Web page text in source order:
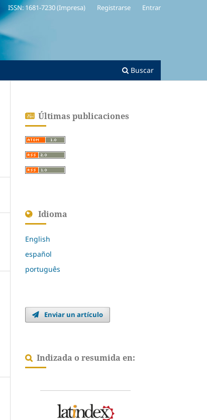
Buscar
ISSN: 1681-7230 (Impresa) Registrarse Entrar
Últimas publicaciones
Idioma
English
español
português
Enviar un artículo
Indizada o resumida en: